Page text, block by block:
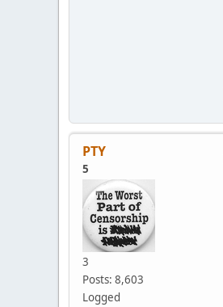
PTY
5
3
Posts: 8,603
Logged